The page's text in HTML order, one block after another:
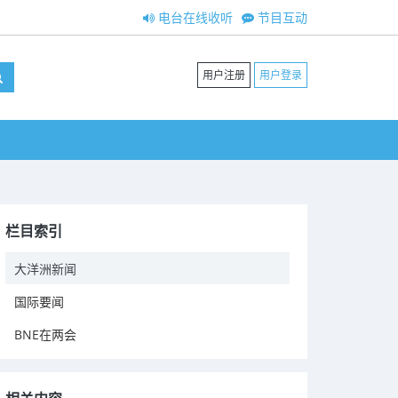
节目互动
电台在线收听
用户注册 用户登录
栏目索引
大洋洲新闻
国际要闻
BNE在两会